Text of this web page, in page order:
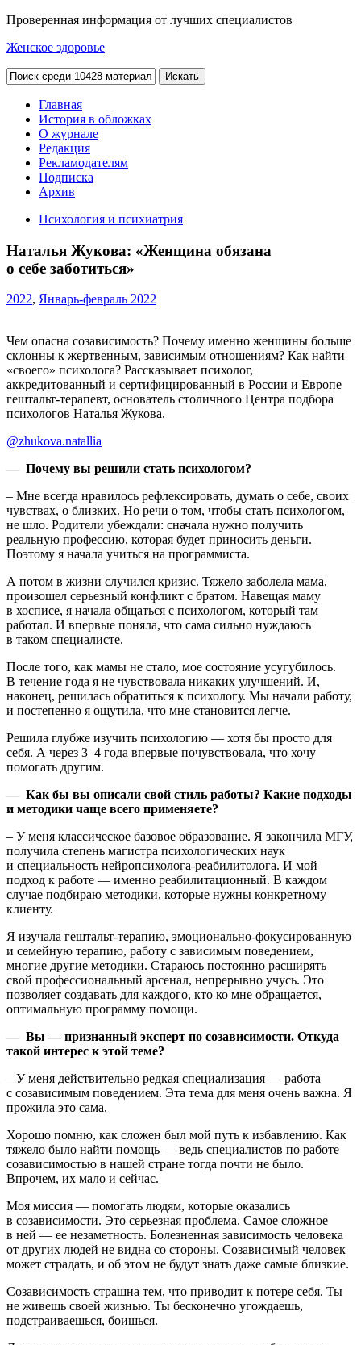
Проверенная информация от лучших специалистов
Женское здоровье
Главная
История в обложках
О журнале
Редакция
Рекламодателям
Подписка
Архив
Психология и психиатрия
Наталья Жукова: «Женщина обязана
о себе заботиться»
2022, Январь-февраль 2022
Чем опасна созависимость? Почему именно женщины больше
склонны к жертвенным, зависимым отношениям? Как найти
«своего» психолога? Рассказывает психолог,
аккредитованный и сертифицированный в России и Европе
гештальт-терапевт, основатель столичного Центра подбора
психологов Наталья Жукова.
@zhukova.natallia
— Почему вы решили стать психологом?
– Мне всегда нравилось рефлексировать, думать о себе, своих
чувствах, о близких. Но речи о том, чтобы стать психологом,
не шло. Родители убеждали: сначала нужно получить
реальную профессию, которая будет приносить деньги.
Поэтому я начала учиться на программиста.
А потом в жизни случился кризис. Тяжело заболела мама,
произошел серьезный конфликт с братом. Навещая маму
в хосписе, я начала общаться с психологом, который там
работал. И впервые поняла, что сама сильно нуждаюсь
в таком специалисте.
После того, как мамы не стало, мое состояние усугубилось.
В течение года я не чувствовала никаких улучшений. И,
наконец, решилась обратиться к психологу. Мы начали работу,
и постепенно я ощутила, что мне становится легче.
Решила глубже изучить психологию — хотя бы просто для
себя. А через 3–4 года впервые почувствовала, что хочу
помогать другим.
— Как бы вы описали свой стиль работы? Какие подходы
и методики чаще всего применяете?
– У меня классическое базовое образование. Я закончила МГУ,
получила степень магистра психологических наук
и специальность нейропсихолога-реабилитолога. И мой
подход к работе — именно реабилитационный. В каждом
случае подбираю методики, которые нужны конкретному
клиенту.
Я изучала гештальт-терапию, эмоционально-фокусированную
и семейную терапию, работу с зависимым поведением,
многие другие методики. Стараюсь постоянно расширять
свой профессиональный арсенал, непрерывно учусь. Это
позволяет создавать для каждого, кто ко мне обращается,
оптимальную программу помощи.
— Вы — признанный эксперт по созависимости. Откуда
такой интерес к этой теме?
– У меня действительно редкая специализация — работа
с созависимым поведением. Эта тема для меня очень важна. Я
прожила это сама.
Хорошо помню, как сложен был мой путь к избавлению. Как
тяжело было найти помощь — ведь специалистов по работе
созависимостью в нашей стране тогда почти не было.
Впрочем, их мало и сейчас.
Моя миссия — помогать людям, которые оказались
в созависимости. Это серьезная проблема. Самое сложное
в ней — ее незаметность. Болезненная зависимость человека
от других людей не видна со стороны. Созависимый человек
может страдать, и об этом не будут знать даже самые близкие.
Созависимость страшна тем, что приводит к потере себя. Ты
не живешь своей жизнью. Ты бесконечно угождаешь,
подстраиваешься, боишься.